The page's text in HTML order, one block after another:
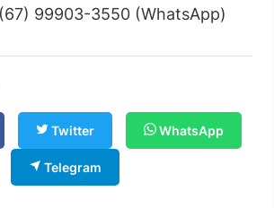
99903-3550 (WhatsApp)
Twitter WhatsApp
Telegram